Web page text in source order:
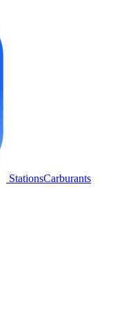
StationsCarburants